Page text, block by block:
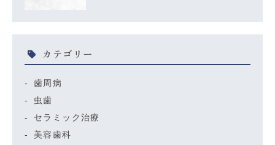
カテゴリー
歯周病
虫歯
セラミック治療
美容歯科